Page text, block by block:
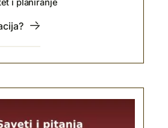
i planiranje